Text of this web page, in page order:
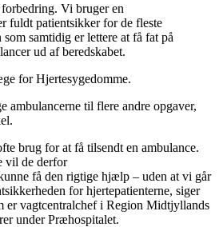
Vi bruger en
fuldt patientsikker for de fleste
som samtidig er lettere at få fat på
ud af beredskabet.
for Hjertesygedomme.
ambulancerne til flere andre opgaver,
brug for at få tilsendt en ambulance.
vil de derfor
få den rigtige hjælp – uden at vi går
for hjertepatienterne, siger
er vagtcentralchef i Region Midtjyllands
under Præhospitalet.